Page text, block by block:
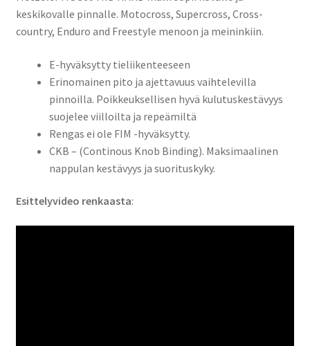
keskikovalle pinnalle. Motocross, Supercross, Cross-
country, Enduro and Freestyle menoon ja meininkiin.
E-hyväksytty tieliikenteeseen
Erinomainen pito ja ajettavuus vaihtelevilla
pinnoilla. Poikkeuksellisen hyvä kulutuskestävyys
suojelee viilloilta ja repeämiltä
Rengas ei ole FIM -hyväksytty.
CKB – (Continous Knob Binding). Maksimaalinen
nappulan kestävyys ja suorituskyky.
Esittelyvideo renkaasta: